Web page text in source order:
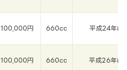
100,000円 660cc 平成24年
100,000円 660cc 平成26年